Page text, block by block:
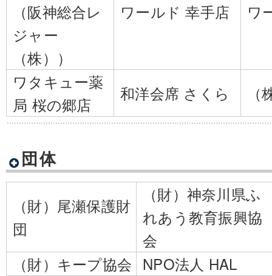
（阪神総合レ
ジャー
（株））
ワールド 幸手店 ワ
ワタキュー薬
局 桜の郷店
和洋会席 さくら
団体
（財）尾瀬保護財
団
（財）神奈川県ふ
れあう教育振興協
会
（財）キープ協会 NPO法人 HAL